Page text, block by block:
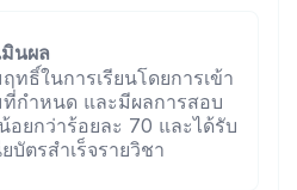
มินผล
ทธิ์ในการเรียนโดยการเข้า
กำหนด และมีผลการสอบ
อยกว่าร้อยละ 70 และได้รับ
บัตรสำเร็จรายวิชา